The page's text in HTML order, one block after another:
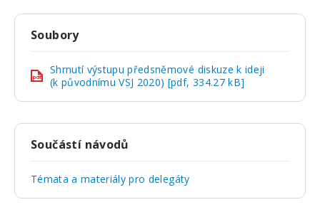
Soubory
pdf
Shrnutí výstupu předsněmové diskuze k ideji
(k původnímu VSJ 2020) [pdf, 334.27 kB]
Součástí návodů
Témata a materiály pro delegáty